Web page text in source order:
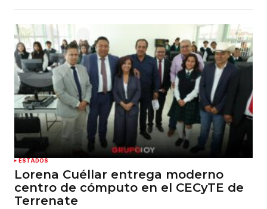
ESTADOS
Lorena Cuéllar entrega moderno
centro de cómputo en el CECyTE de
Terrenate